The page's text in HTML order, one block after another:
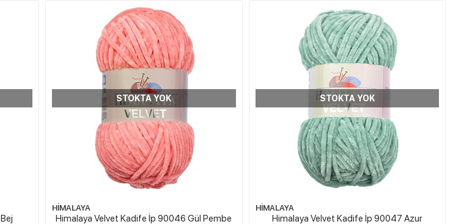
STOKTA YOK
HİMALAYA
Himalaya Velvet Kadife İp 90046 Gül Pembe
STOKTA YOK
HİMALAYA
Himalaya Velvet Kadife İp 90047 Azur